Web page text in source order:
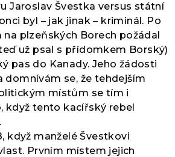
Jaroslav Švestka versus státní
byl – jak jinak – kriminál. Po
na plzeňských Borech požádal
už psal s přídomkem Borský)
pas do Kanady. Jeho žádosti
domnívám se, že tehdejším
místům se tím i
když tento kacířský rebel
když manželé Švestkovi
Prvním místem jejich